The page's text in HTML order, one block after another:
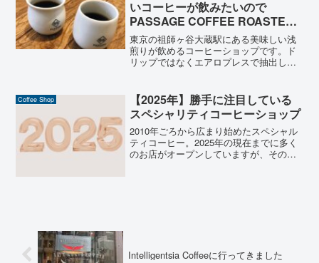
いコーヒーが飲みたいので
PASSAGE COFFEE ROASTERY
へ行く
東京の祖師ヶ谷大蔵駅にある美味しい浅
煎りが飲めるコーヒーショップです。ド
リップではなくエアロプレスで抽出した
Coffee Shop
【2025年】勝手に注目している
スペシャリティコーヒーショップ
2010年ごろから広まり始めたスペシャル
ティコーヒー。2025年の現在までに多く
のお店がオープンしていますが、その中
Intelligentsia Coffeeに行ってきました